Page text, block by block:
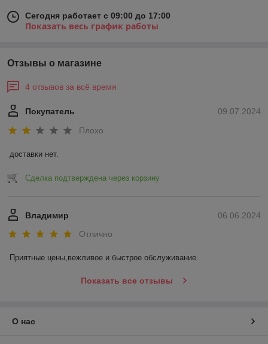
Сегодня работает с 09:00 до 17:00
Показать весь график работы
Отзывы о магазине
4 отзывов за всё время
09.07.2024
Покупатель
Плохо
доставки нет.
Сделка подтверждена через корзину
06.06.2024
Владимир
Отлично
Приятные цены,вежливое и быстрое обслуживание.
Показать все отзывы
О нас